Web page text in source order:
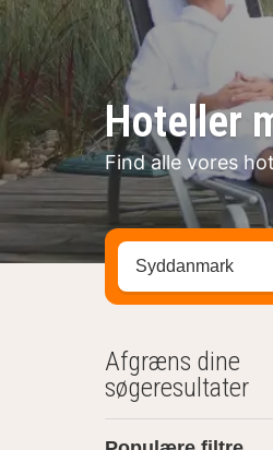
Hoteller
Find alle vores
Søg efter
Afgræns dine
søgeresultater